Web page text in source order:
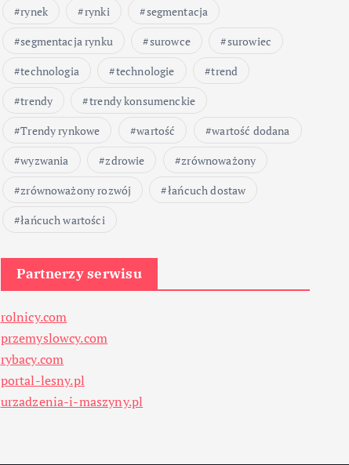
rynek
rynki
segmentacja
segmentacja rynku
surowce
surowiec
technologia
technologie
trend
trendy
trendy konsumenckie
Trendy rynkowe
wartość
wartość dodana
wyzwania
zdrowie
zrównoważony
zrównoważony rozwój
łańcuch dostaw
łańcuch wartości
Partnerzy serwisu
rolnicy.com
przemyslowcy.com
rybacy.com
portal-lesny.pl
urzadzenia-i-maszyny.pl